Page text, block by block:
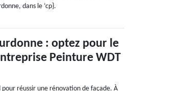
dans le ‘cp}.
: optez pour le
Peinture WDT
réussir une rénovation de façade. À